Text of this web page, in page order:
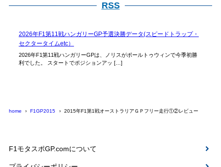
RSS
2026年F1第11戦ハンガリーGP予選決勝データ(スピードトラップ・
セクタータイムetc）
2026年F1第11戦ハンガリーGPは、ノリスがポールトゥウィンで今季初勝
利でした。 スタートでポジションアッ […]
home F1GP2015 2015年F1第1戦オーストラリアＧＰフリー走行①②レビュー
F1モタスポGP.comについて